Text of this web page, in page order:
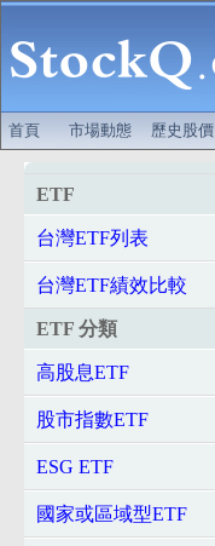
首頁 市場動態 歷史股價
ETF
台灣ETF列表
台灣ETF績效比較
ETF 分類
高股息ETF
股市指數ETF
ESG ETF
國家或區域型ETF